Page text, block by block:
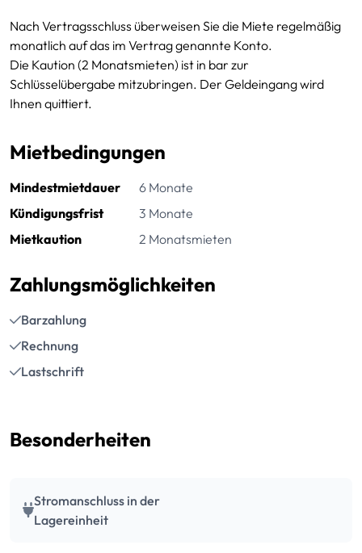
Nach Vertragsschluss überweisen Sie die Miete regelmäßig
monatlich auf das im Vertrag genannte Konto.
Die Kaution (2 Monatsmieten) ist in bar zur
Schlüsselübergabe mitzubringen. Der Geldeingang wird
Ihnen quittiert.
Mietbedingungen
Mindestmietdauer
6 Monate
Kündigungsfrist
3 Monate
Mietkaution
2 Monatsmieten
Zahlungsmöglichkeiten
Barzahlung
Rechnung
Lastschrift
Besonderheiten
Stromanschluss in der
Lagereinheit